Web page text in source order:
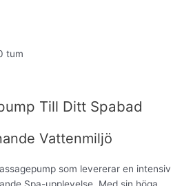
tum
Till Ditt Spabad
Vattenmiljö
som levererar en intensiv